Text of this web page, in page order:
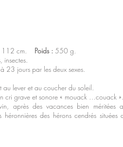
112 cm. Poids : 550 g.
jours par les deux sexes.
lever et au coucher du soleil.
cri grave et sonore « mouack …couack ».
après des vacances bien méritées
des hérons cendrés situées